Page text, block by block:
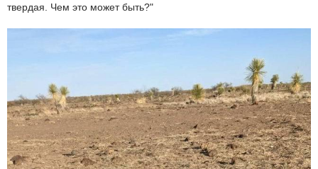
твердая. Чем это может быть?"